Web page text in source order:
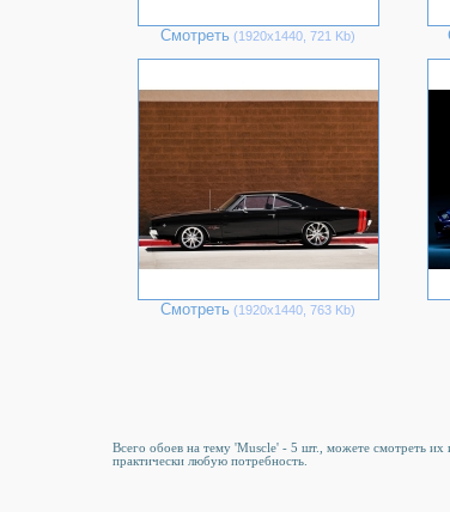
Смотреть (1920х1440, 721 Kb)
Смотреть (1920х1440, 763 Kb)
Всего обоев на тему 'Muscle' - 5 шт., можете смотреть их
практически любую потребность.